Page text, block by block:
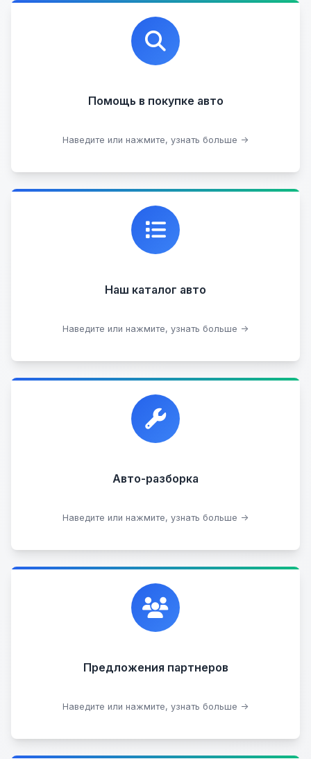
Помощь в покупке авто
Наведите или нажмите, узнать больше →
Профессиональная помощь в выборе автомобиля
на любых торговых площадках с проверкой
юридической чистоты.
Подобрать авто
Наш каталог авто
Наведите или нажмите, узнать больше →
Каталог проверенных автомобилей в отличном
состоянии, где вы можете найти подробную
информацию о каждом авто.
Посмотреть каталог
Авто-разборка
Наведите или нажмите, узнать больше →
Прием автомобилей для разборки на запчасти в
любом состоянии.
Сдать на разборку
Предложения партнеров
Наведите или нажмите, узнать больше →
Сотрудничаем с лучшими организациями. Если у
вас есть интересные идеи, мы всегда открыты к
сотрудничеству.
Стать партнером